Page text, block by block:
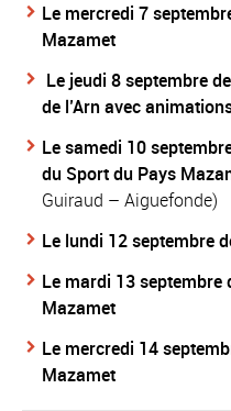
Le mercredi 7
Mazamet
Le jeudi 8 septembre
de l’Arn avec
Le samedi 10
du Sport du Pays
Guiraud – Aiguefonde)
Le lundi 12 septembre
Le mardi 13 septembre
Mazamet
Le mercredi 14
Mazamet